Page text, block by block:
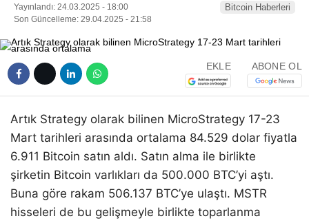
Yayınlandı: 24.03.2025 - 18:00
Son Güncelleme: 29.04.2025 - 21:58
Bitcoin Haberleri
EKLE ABONE OL
Artık Strategy olarak bilinen MicroStrategy 17-23
Mart tarihleri arasında ortalama 84.529 dolar fiyatla
6.911 Bitcoin satın aldı. Satın alma ile birlikte
şirketin Bitcoin varlıkları da 500.000 BTC’yi aştı.
Buna göre rakam 506.137 BTC’ye ulaştı. MSTR
hisseleri de bu gelişmeyle birlikte toparlanma